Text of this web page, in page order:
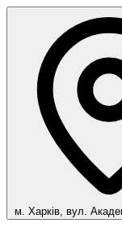
м. Харків, вул.